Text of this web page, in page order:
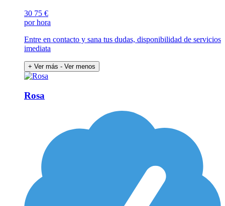
30 75 €
por hora
Entre en contacto y sana tus dudas, disponibilidad de servicios
imediata
+ Ver más - Ver menos
Rosa